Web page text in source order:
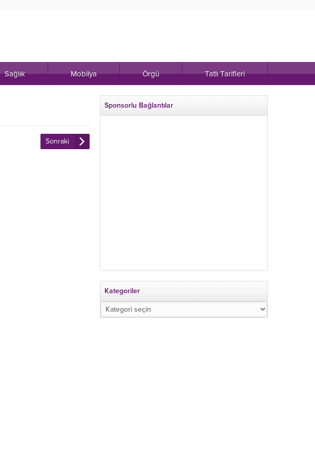
Sağlık Mobilya Örgü Tatlı Tarifleri
Sonraki
Sponsorlu Bağlantılar
Kategoriler
Kategoriler